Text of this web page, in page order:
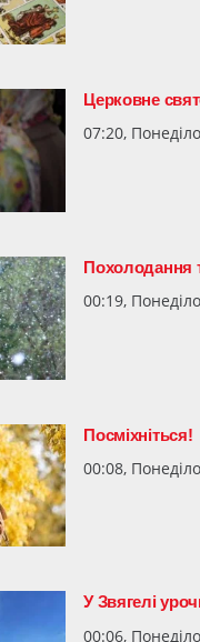
Церковне
07:20,
Похолодання
00:19,
Посміхніться!
00:08,
У Звягелі
00:06,